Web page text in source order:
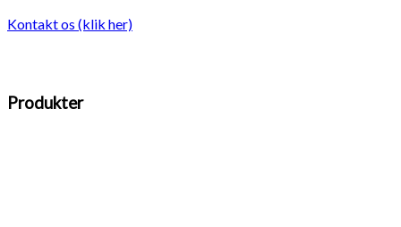
Kontakt os (klik her)
Produkter